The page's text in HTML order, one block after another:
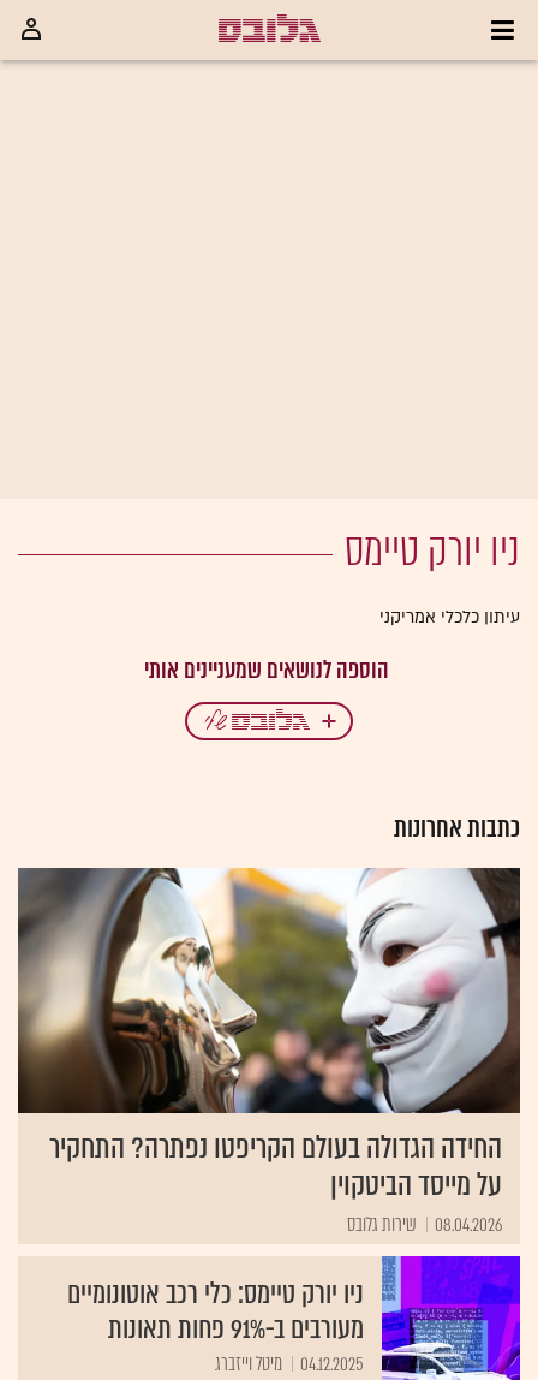
ניו יורק טיימס
עיתון כלכלי אמריקני
כתבות אחרונות
החידה הגדולה בעולם הקריפטו נפתרה? התחקיר
על מייסד הביטקוין
08.04.2026 שירות גלובס
ניו יורק טיימס: כלי רכב אוטונומיים
מעורבים ב-91% פחות תאונות
04.12.2025 מיטל וייזברג